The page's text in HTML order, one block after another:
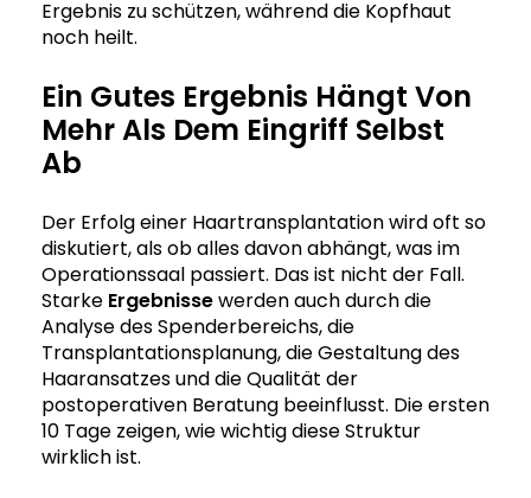
Ergebnis zu schützen, während die Kopfhaut
noch heilt.
Ein Gutes Ergebnis Hängt Von
Mehr Als Dem Eingriff Selbst
Ab
Der Erfolg einer Haartransplantation wird oft so
diskutiert, als ob alles davon abhängt, was im
Operationssaal passiert. Das ist nicht der Fall.
Starke Ergebnissewerden auch durch die
Analyse des Spenderbereichs, die
Transplantationsplanung, die Gestaltung des
Haaransatzes und die Qualität der
postoperativen Beratung beeinflusst. Die ersten
10 Tage zeigen, wie wichtig diese Struktur
wirklich ist.